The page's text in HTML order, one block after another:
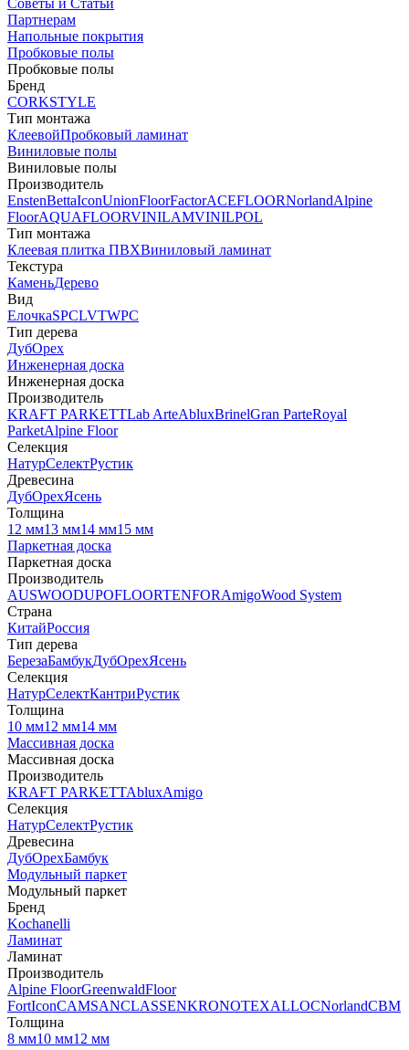
Советы и Статьи
Партнерам
Напольные покрытия
Пробковые полы
Пробковые полы
Бренд
CORKSTYLE
Тип монтажа
КлеевойПробковый ламинат
Виниловые полы
Виниловые полы
Производитель
EnstenBettaIconUnionFloorFactorACEFLOORNorlandAlpine
FloorAQUAFLOORVINILAMVINILPOL
Тип монтажа
Клеевая плитка ПВХВиниловый ламинат
Текстура
КаменьДерево
Вид
ЕлочкаSPCLVTWPC
Тип дерева
ДубОрех
Инженерная доска
Инженерная доска
Производитель
KRAFT PARKETTLab ArteAbluxBrinelGran ParteRoyal
ParketAlpine Floor
Селекция
НатурСелектРустик
Древесина
ДубОрехЯсень
Толщина
12 мм13 мм14 мм15 мм
Паркетная доска
Паркетная доска
Производитель
AUSWOODUPOFLOORTENFORAmigoWood System
Страна
КитайРоссия
Тип дерева
БерезаБамбукДубОрехЯсень
Селекция
НатурСелектКантриРустик
Толщина
10 мм12 мм14 мм
Массивная доска
Массивная доска
Производитель
KRAFT PARKETTAbluxAmigo
Селекция
НатурСелектРустик
Древесина
ДубОрехБамбук
Модульный паркет
Модульный паркет
Бренд
Kochanelli
Ламинат
Ламинат
Производитель
Alpine FloorGreenwaldFloor
FortIconCAMSANCLASSENKRONOTEXALLOCNorlandCBM
Толщина
8 мм10 мм12 мм